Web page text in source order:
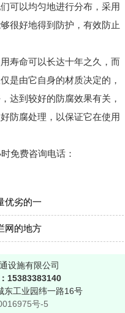
可以均匀地进行分布，采用
很好地得到防护，有效防止
命可以长达十年之久，而
是由它自身的材质决定的，
达到较好的防腐效果有关，
防腐处理，以保证它在使用
免费咨询电话：
优劣的一
网的地方
设施有限公司
15383383140
东工业园纬一路16号
号-5